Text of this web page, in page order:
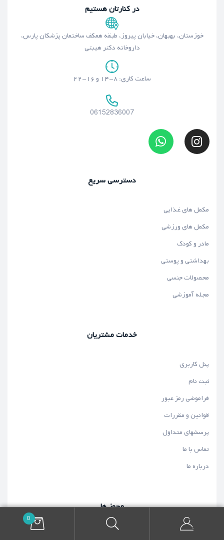
در کنارتان هستیم
خوزستان، بهبهان، خیابان پیروز، طبقه همکف ساختمان پزشکان پارس،
داروخانه دکتر هیبتی
ساعت کاری: ۸-۱۴ و ۱۶-۲۲
06152836007
دسترسی سریع
مکمل های غذایی
مکمل های ورزشی
مادر و کودک
بهداشتی و پوستی
محصولات جنسی
مجله آموزشی
خدمات مشتریان
پنل کاربری
ثبت نام
فراموشی رمز عبور
قوانین و مقررات
پرسشهای متداول
تماس با ما
درباره ما
مجوز ها
0